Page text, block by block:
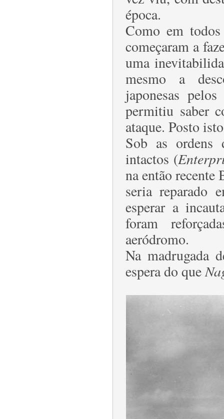
época.
Como em todos
começaram a
uma
mesmo a
japonesas
permitiu saber
ataque. Posto
Sob as
intactos (
na então
seria reparado
esperar a
foram
aeródromo.
Na madrugada
espera do que